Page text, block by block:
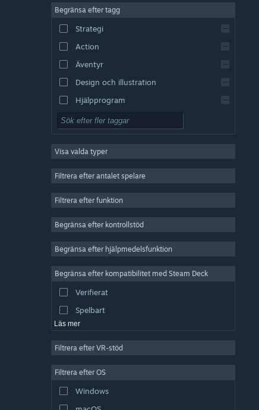
Begränsa efter tagg
Strategi
Action
Äventyr
Design och illustration
Hjälpprogram
Gratis att spela
MMO
Indie
Simulering
Videoproduktion
Bildredigering
Visa valda typer
Filtrera efter antalet spelare
Filtrera efter funktion
Begränsa efter kontrollstöd
Begränsa efter hjälpmedelsfunktion
Begränsa efter kompatibilitet med Steam Deck
Verifierat
Spelbart
Läs mer
Filtrera efter VR-stöd
Filtrera efter OS
Windows